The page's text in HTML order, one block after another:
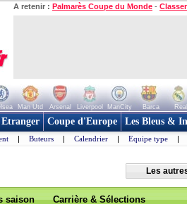
A retenir : Palmarès Coupe du Monde -
Man Utd Arsenal Liverpool ManCity Barca Real
Etranger Coupe d'Europe Les Bleus &
| Buteurs | Calendrier | Equipe type |
Les
saison Carrière & Sélections